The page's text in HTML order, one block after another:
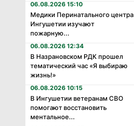
06.08.2026 15:10
Медики Перинатального центра
Ингушетии изучают
пожарную...
06.08.2026 12:34
В Назрановском РДК прошел
тематический час «Я выбираю
жизнь!»
06.08.2026 10:15
В Ингушетии ветеранам СВО
помогают восстановить
ментальное...